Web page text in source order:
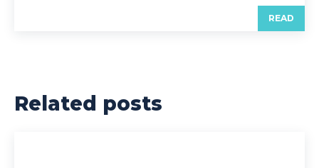
READ
Related posts